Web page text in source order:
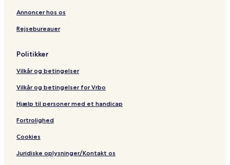
Annoncer hos os
Rejsebureauer
Politikker
Vilkår og betingelser
Vilkår og betingelser for Vrbo
Hjælp til personer med et handicap
Fortrolighed
Cookies
Juridiske oplysninger/Kontakt os